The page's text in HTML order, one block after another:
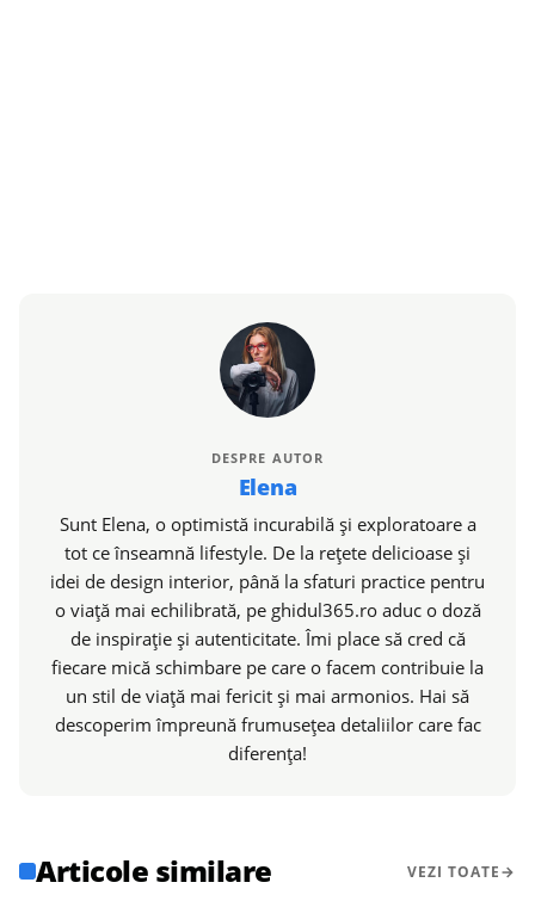
DESPRE AUTOR
Elena
Sunt Elena, o optimistă incurabilă și exploratoare a
tot ce înseamnă lifestyle. De la rețete delicioase și
idei de design interior, până la sfaturi practice pentru
o viață mai echilibrată, pe ghidul365.ro aduc o doză
de inspirație și autenticitate. Îmi place să cred că
fiecare mică schimbare pe care o facem contribuie la
un stil de viață mai fericit și mai armonios. Hai să
descoperim împreună frumusețea detaliilor care fac
diferența!
Articole similare VEZI TOATE